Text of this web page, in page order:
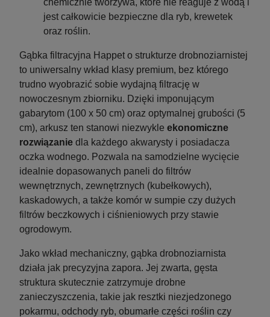
Dąb Artisan-Czarny
Wysyłka w: 10-14 dni roboczych
3 058,00 zł
do koszyka
jest całkowicie bezpieczne dla ryb, krewetek
oraz roślin.
Gąbka filtracyjna Happet o strukturze drobnoziarnistej
to uniwersalny wkład klasy premium, bez którego
trudno wyobrazić sobie wydajną filtrację w
nowoczesnym zbiorniku. Dzięki imponującym
gabarytom (100 x 50 cm) oraz optymalnej grubości (5
cm), arkusz ten stanowi niezwykle ekonomiczne
rozwiązanie dla każdego akwarysty i posiadacza
oczka wodnego. Pozwala na samodzielne wycięcie
idealnie dopasowanych paneli do filtrów
wewnętrznych, zewnętrznych (kubełkowych),
kaskadowych, a także komór w sumpie czy dużych
filtrów beczkowych i ciśnieniowych przy stawie
ogrodowym.
Jako wkład mechaniczny, gąbka drobnoziarnista
działa jak precyzyjna zapora. Jej zwarta, gęsta
struktura skutecznie zatrzymuje drobne
zanieczyszczenia, takie jak resztki niezjedzonego
pokarmu, odchody ryb, obumarłe części roślin czy